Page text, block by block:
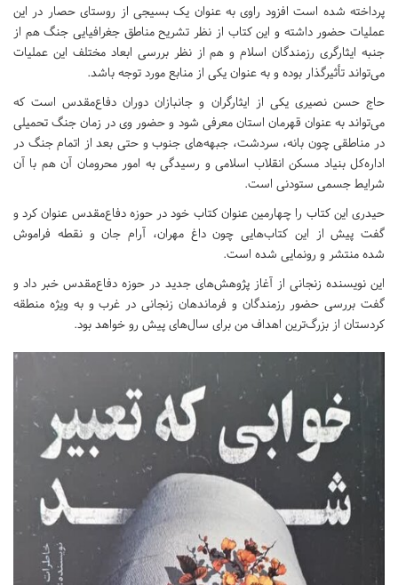
پرداخته شده است افزود راوی به عنوان یک بسیجی از روستای حصار در این
عملیات حضور داشته و این کتاب از نظر تشریح مناطق جغرافیایی جنگ هم از
جنبه ایثارگری رزمندگان اسلام و هم از نظر بررسی ابعاد مختلف این عملیات
می‌تواند تأثیرگذار بوده و به عنوان یکی از منابع مورد توجه باشد.
حاج حسن نصیری یکی از ایثارگران و جانبازان دوران دفاع‌مقدس است که
می‌تواند به عنوان قهرمان استان معرفی شود و حضور وی در زمان جنگ تحمیلی
در مناطقی چون بانه، سردشت، جبهه‌های جنوب و حتی بعد از اتمام جنگ در
اداره‌کل بنیاد مسکن انقلاب اسلامی و رسیدگی به امور محرومان آن هم با آن
شرایط جسمی ستودنی است.
حیدری این کتاب را چهارمین عنوان کتاب خود در حوزه دفاع‌مقدس عنوان کرد و
گفت پیش از این کتاب‌هایی چون داغ مهران، آرام جان و نقطه فراموش
شده منتشر و رونمایی شده است.
این نویسنده زنجانی از آغاز پژوهش‌های جدید در حوزه دفاع‌مقدس خبر داد و
گفت بررسی حضور رزمندگان و فرماندهان زنجانی در غرب و به ویژه منطقه
کردستان از بزرگ‌ترین اهداف من برای سال‌های پیش رو خواهد بود.